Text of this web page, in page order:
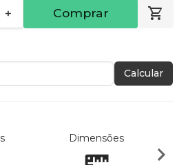
+ Comprar
Calcular
Dimensões